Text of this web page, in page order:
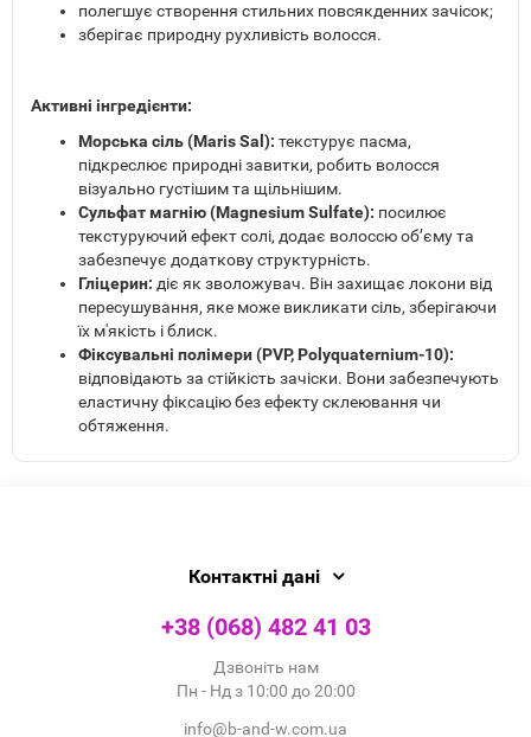
полегшує створення стильних повсякденних зачісок;
зберігає природну рухливість волосся.
Активні інгредієнти:
Морська сіль (Maris Sal): текстурує пасма,
підкреслює природні завитки, робить волосся
візуально густішим та щільнішим.
Сульфат магнію (Magnesium Sulfate): посилює
текстуруючий ефект солі, додає волоссю об’єму та
забезпечує додаткову структурність.
Гліцерин: діє як зволожувач. Він захищає локони від
пересушування, яке може викликати сіль, зберігаючи
їх м'якість і блиск.
Фіксувальні полімери (PVP, Polyquaternium-10):
відповідають за стійкість зачіски. Вони забезпечують
еластичну фіксацію без ефекту склеювання чи
обтяження.
Контактні дані
+38 (068) 482 41 03
Дзвоніть нам
Пн - Нд з 10:00 до 20:00
info@b-and-w.com.ua